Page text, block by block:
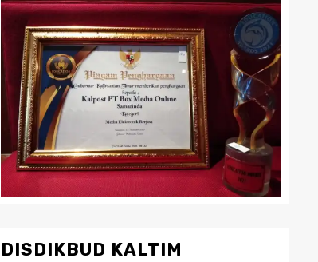
DISDIKBUD KALTIM